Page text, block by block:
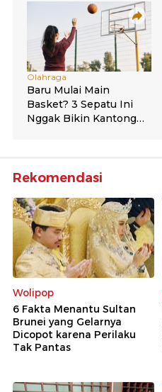
Rekomendasi
Wolipop
6 Fakta Menantu Sultan
Brunei yang Gelarnya
Dicopot karena Perilaku
Tak Pantas